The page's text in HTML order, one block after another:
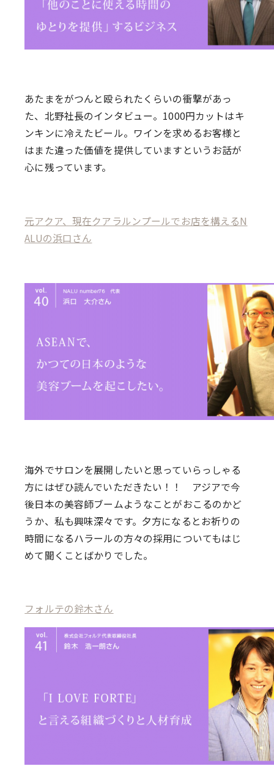
あたまをがつんと殴られたくらいの衝撃があっ
た、北野社長のインタビュー。1000円カットはキ
ンキンに冷えたビール。ワインを求めるお客様と
はまた違った価値を提供していますというお話が
心に残っています。
元アクア、現在クアラルンプールでお店を構えるN
ALUの浜口さん
海外でサロンを展開したいと思っていらっしゃる
方にはぜひ読んでいただきたい！！ アジアで今
後日本の美容師ブームようなことがおこるのかど
うか、私も興味深々です。夕方になるとお祈りの
時間になるハラールの方々の採用についてもはじ
めて聞くことばかりでした。
フォルテの鈴木さん